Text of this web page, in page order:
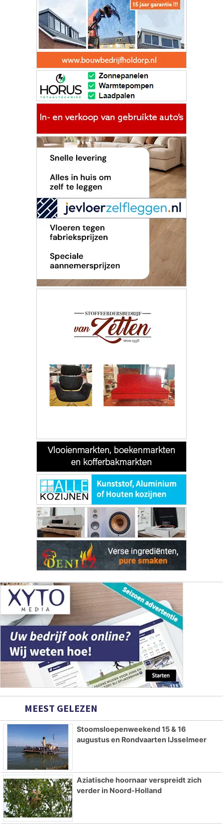
MEEST GELEZEN
Stoomsloepenweekend 15 & 16
augustus en Rondvaarten IJsselmeer
Aziatische hoornaar verspreidt zich
verder in Noord-Holland